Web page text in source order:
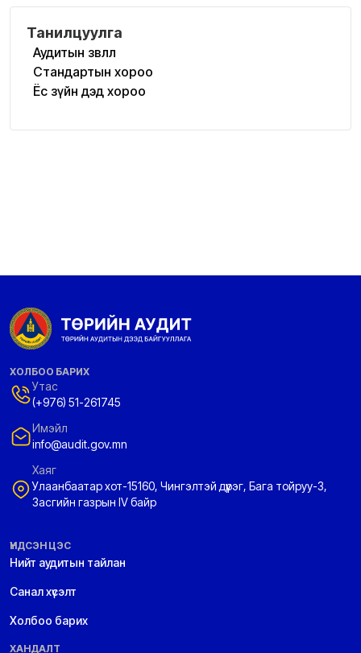
Танилцуулга
Аудитын зөвлөл
Стандартын хороо
Ёс зүйн дэд хороо
ХОЛБОО БАРИХ
Утас
(+976) 51-261745
Имэйл
info@audit.gov.mn
Хаяг
Улаанбаатар хот-15160, Чингэлтэй дүүрэг, Бага тойруу-3,
Засгийн газрын IV байр
ҮНДСЭН ЦЭС
Нийт аудитын тайлан
Санал хүсэлт
Холбоо барих
ХАНДАЛТ